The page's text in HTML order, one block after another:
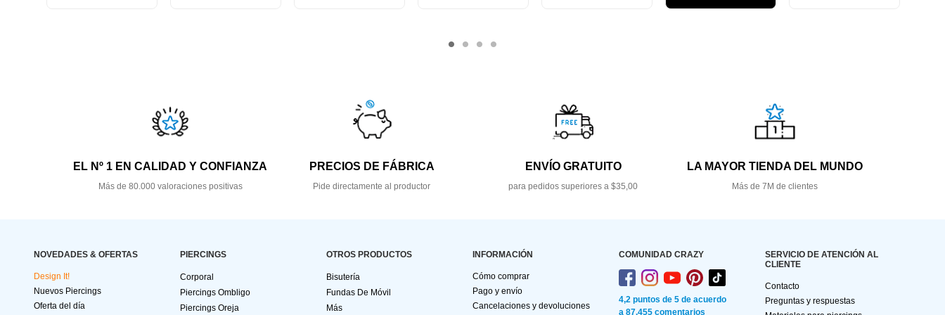
EL Nº 1 EN CALIDAD Y CONFIANZA
Más de 80.000 valoraciones positivas
PRECIOS DE FÁBRICA
Pide directamente al productor
ENVÍO GRATUITO
para pedidos superiores a $35,00
LA MAYOR TIENDA DEL MUNDO
Más de 7M de clientes
NOVEDADES & OFERTAS
Design It!
Nuevos Piercings
Oferta del día
PIERCINGS
Corporal
Piercings Ombligo
Piercings Oreja
OTROS PRODUCTOS
Bisutería
Fundas De Móvil
Más
INFORMACIÓN
Cómo comprar
Pago y envío
Cancelaciones y devoluciones
COMUNIDAD CRAZY
4,2 puntos de 5 de acuerdo
a 87.455 comentarios
SERVICIO DE ATENCIÓN AL
CLIENTE
Contacto
Preguntas y respuestas